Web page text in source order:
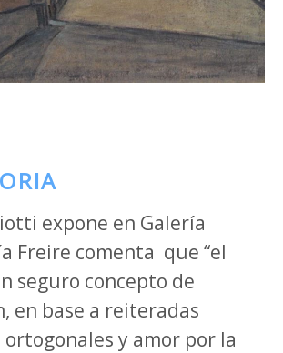
expone en Galería
Freire comenta que “el
seguro concepto de
en base a reiteradas
y amor por la